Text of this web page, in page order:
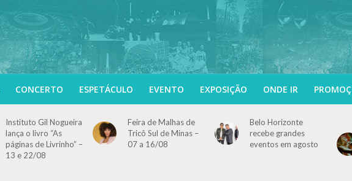
CONCERTO ESPETÁCULO EVENTO EXPOSIÇÃO ONDE IR
Instituto Gil Nogueira
lança o livro “As
páginas de Livrinho” –
13 e 22/08
Feira de Malhas de
Tricô Sul de Minas –
07 a 16/08
Belo Horizonte
recebe grandes
eventos em agosto